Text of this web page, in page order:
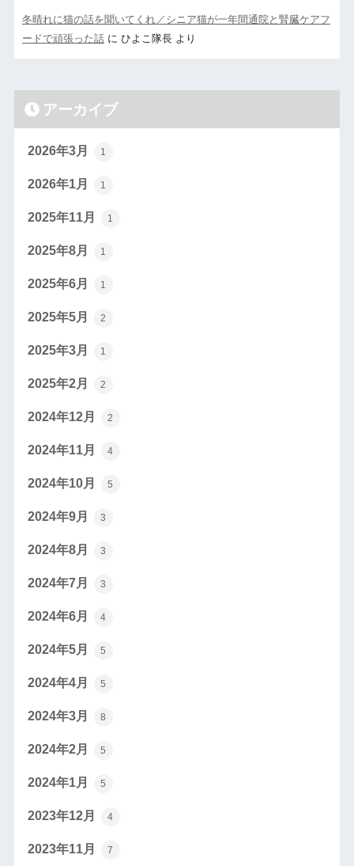
冬晴れに猫の話を聞いてくれ／シニア猫が一年間通院と腎臓ケアフ
ードで頑張った話に ひよこ隊長より
アーカイブ
2026年3月 1
2026年1月 1
2025年11月 1
2025年8月 1
2025年6月 1
2025年5月 2
2025年3月 1
2025年2月 2
2024年12月 2
2024年11月 4
2024年10月 5
2024年9月 3
2024年8月 3
2024年7月 3
2024年6月 4
2024年5月 5
2024年4月 5
2024年3月 8
2024年2月 5
2024年1月 5
2023年12月 4
2023年11月 7